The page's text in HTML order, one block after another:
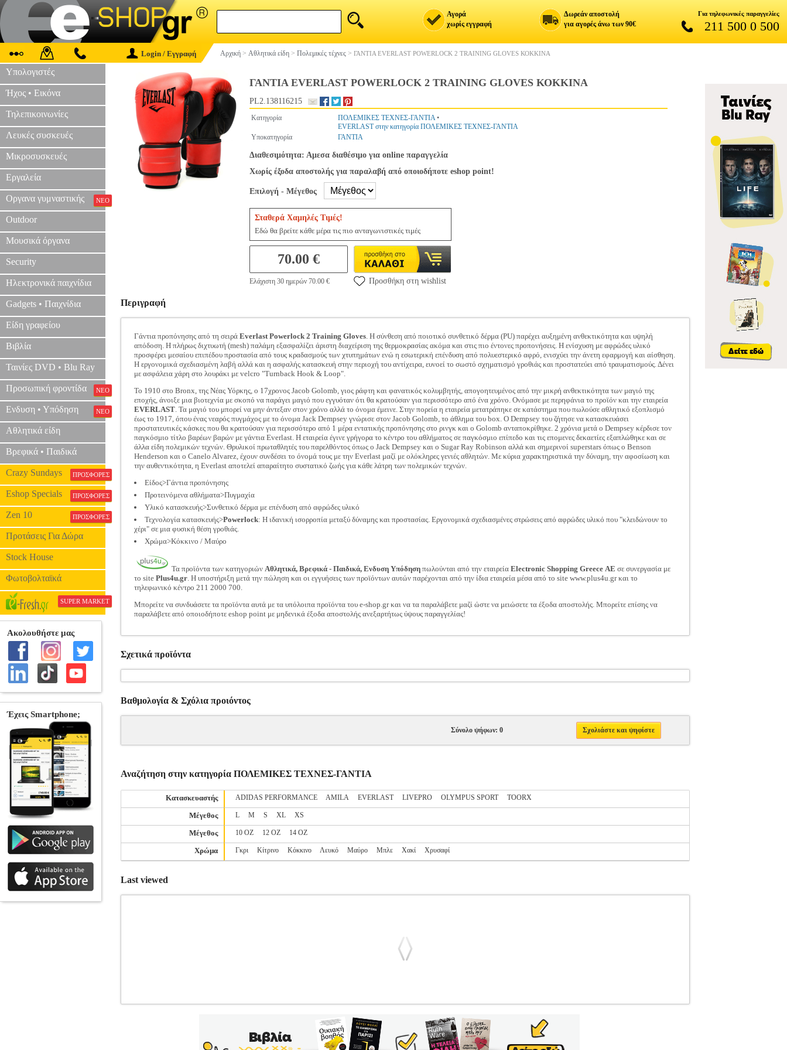
Αγορά
χωρίς εγγραφή
Δωρεάν αποστολή
για αγορές άνω των 90€
Για τηλεφωνικές παραγγελίες
211 500 0 500
Login / Εγγραφή Αρχική > Αθλητικά είδη > Πολεμικές τέχνες > ΓΑΝΤΙΑ EVERLAST POWERLOCK 2 TRAINING GLOVES ΚΟΚΚΙΝΑ
Υπολογιστές
Ήχος • Εικόνα
Τηλεπικοινωνίες
Λευκές συσκευές
Μικροσυσκευές
Εργαλεία
Οργανα γυμναστικής ΝΕΟ
Outdoor
Μουσικά όργανα
Security
Ηλεκτρονικά παιχνίδια
Gadgets • Παιχνίδια
Είδη γραφείου
Βιβλία
Ταινίες DVD • Blu Ray
Προσωπική φροντίδα ΝΕΟ
Ενδυση • Υπόδηση ΝΕΟ
Αθλητικά είδη
Βρεφικά • Παιδικά
Crazy Sundays ΠΡΟΣΦΟΡΕΣ
Eshop Specials ΠΡΟΣΦΟΡΕΣ
Zen 10 ΠΡΟΣΦΟΡΕΣ
Προτάσεις Για Δώρα
Stock House
Φωτοβολταϊκά
SUPER MARKET
ΓΑΝΤΙΑ EVERLAST POWERLOCK 2 TRAINING GLOVES ΚΟΚΚΙΝΑ
PL2.138116215
Κατηγορία ΠΟΛΕΜΙΚΕΣ ΤΕΧΝΕΣ-ΓΑΝΤΙΑ•
EVERLAST στην κατηγορία ΠΟΛΕΜΙΚΕΣ ΤΕΧΝΕΣ-ΓΑΝΤΙΑ
Υποκατηγορία
ΓΑΝΤΙΑ
Διαθεσιμότητα: Αμεσα διαθέσιμο για online παραγγελία
Χωρίς έξοδα αποστολής για παραλαβή από οποιοδήποτε eshop point!
Επιλογή - Μέγεθος
Σταθερά Χαμηλές Τιμές!
Εδώ θα βρείτε κάθε μέρα τις πιο ανταγωνιστικές τιμές
70.00 €
Ελάχιστη 30 ημερών 70.00 € Προσθήκη στη wishlist
Περιγραφή
Γάντια προπόνησης από τη σειρά Everlast Powerlock 2 Training Gloves. Η σύνθεση από ποιοτικό συνθετικό δέρμα (PU) παρέχει αυξημένη ανθεκτικότητα και υψηλή
απόδοση. Η πλήρως διχτυωτή (mesh) παλάμη εξασφαλίζει άριστη διαχείριση της θερμοκρασίας ακόμα και στις πιο έντονες προπονήσεις. Η ενίσχυση με αφρώδες υλικό
προσφέρει μεσαίου επιπέδου προστασία από τους κραδασμούς των χτυπημάτων ενώ η εσωτερική επένδυση από πολυεστερικό αφρό, ενισχύει την άνετη εφαρμογή και αίσθηση.
Η εργονομικά σχεδιασμένη λαβή αλλά και η ασφαλής κατασκευή στην περιοχή του αντίχειρα, ευνοεί το σωστό σχηματισμό γροθιάς και προστατεύει από τραυματισμούς. Δένει
με ασφάλεια χάρη στο λουράκι με velcro "Turnback Hook & Loop".
Το 1910 στο Bronx, της Νέας Υόρκης, ο 17χρονος Jacob Golomb, γιος ράφτη και φανατικός κολυμβητής, απογοητευμένος από την μικρή ανθεκτικότητα των μαγιό της
εποχής, άνοιξε μια βιοτεχνία με σκοπό να παράγει μαγιό που εγγυόταν ότι θα κρατούσαν για περισσότερο από ένα χρόνο. Ονόμασε με περηφάνια το προϊόν και την εταιρεία
EVERLAST. Τα μαγιό του μπορεί να μην άντεξαν στον χρόνο αλλά το όνομα έμεινε. Στην πορεία η εταιρεία μετατράπηκε σε κατάστημα που πωλούσε αθλητικό εξοπλισμό
έως το 1917, όπου ένας νεαρός πυγμάχος με το όνομα Jack Dempsey γνώρισε στον Jacob Golomb, το άθλημα του box. Ο Dempsey του ζήτησε να κατασκευάσει
προστατευτικές κάσκες που θα κρατούσαν για περισσότερο από 1 μέρα εντατικής προπόνησης στο ρινγκ και ο Golomb ανταποκρίθηκε. 2 χρόνια μετά ο Dempsey κέρδισε τον
παγκόσμιο τίτλο βαρέων βαρών με γάντια Everlast. Η εταιρεία έγινε γρήγορα το κέντρο του αθλήματος σε παγκόσμιο επίπεδο και τις επομενες δεκαετίες εξαπλώθηκε και σε
άλλα είδη πολεμικών τεχνών. Θρυλικοί πρωταθλητές του παρελθόντος όπως ο Jack Dempsey και ο Sugar Ray Robinson αλλά και σημερινοί superstars όπως ο Benson
Henderson και ο Canelo Alvarez, έχουν συνδέσει το όνομά τους με την Everlast μαζί με ολόκληρες γενιές αθλητών. Με κύρια χαρακτηριστικά την δύναμη, την αφοσίωση και
την αυθεντικότητα, η Everlast αποτελεί απαραίτητο συστατικό ζωής για κάθε λάτρη των πολεμικών τεχνών.
Είδος>Γάντια προπόνησης
Προτεινόμενα αθλήματα>Πυγμαχία
Υλικό κατασκευής>Συνθετικό δέρμα με επένδυση από αφρώδες υλικό
Τεχνολογία κατασκευής>Powerlock: Η ιδανική ισορροπία μεταξύ δύναμης και προστασίας. Εργονομικά σχεδιασμένες στρώσεις από αφρώδες υλικό που "κλειδώνουν το
χέρι" σε μια φυσική θέση γροθιάς.
Χρώμα>Κόκκινο / Μαύρο
Τα προϊόντα των κατηγοριών Αθλητικά, Βρεφικά - Παιδικά, Ενδυση Υπόδηση πωλούνται από την εταιρεία Electronic Shopping Greece ΑΕ σε συνεργασία με
το site Plus4u.gr. Η υποστήριξη μετά την πώληση και οι εγγυήσεις των προϊόντων αυτών παρέχονται από την ίδια εταιρεία μέσα από το site www.plus4u.gr και το
τηλεφωνικό κέντρο 211 2000 700.
Μπορείτε να συνδυάσετε τα προϊόντα αυτά με τα υπόλοιπα προϊόντα του e-shop.gr και να τα παραλάβετε μαζί ώστε να μειώσετε τα έξοδα αποστολής. Μπορείτε επίσης να
παραλάβετε από οποιοδήποτε eshop point με μηδενικά έξοδα αποστολής ανεξαρτήτως ύψους παραγγελίας!
Σχετικά προϊόντα
Βαθμολογία & Σχόλια προιόντος
Σύνολο ψήφων: 0 Σχολιάστε και ψηφίστε
Αναζήτηση στην κατηγορία ΠΟΛΕΜΙΚΕΣ ΤΕΧΝΕΣ-ΓΑΝΤΙΑ
Κατασκευαστής ADIDAS PERFORMANCE AMILA EVERLAST LIVEPRO OLYMPUS SPORT TOORX
Μέγεθος L M S XL XS
Μέγεθος 10 OZ 12 OZ 14 OZ
Χρώμα Γκρι Κίτρινο Κόκκινο Λευκό Μαύρο Μπλε Χακί Χρυσαφί
Last viewed
Κατηγορία: ΠΟΛΕΜΙΚΕΣ ΤΕΧΝΕΣ-ΓΑΝΤΙΑ •EVERLAST στην κατηγορία ΠΟΛΕΜΙΚΕΣ ΤΕΧΝΕΣ-ΓΑΝΤΙΑ Γάντια προπόνησης από
τη σειρά Everlast Powerlock 2 Training Gloves. Η σύνθεση από ποιοτικό συνθετικό δέρμα (PU) παρέχει αυξημένη ανθεκτικότητα και υψηλή απόδοση. Η
πλήρως διχτυωτή (mesh) παλάμη εξασφαλίζει άριστη διαχείριση της θερμοκρασίας ακόμα και στις πιο έντονες προπονήσεις. Η ενίσχυση με αφρώδες υλικό